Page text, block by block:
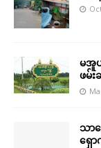
မအူ
ဖမ်
သာပ
ရှေ